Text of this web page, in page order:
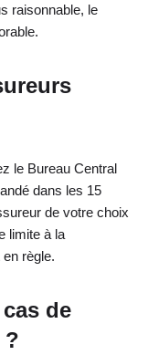
raisonnable, le
le Bureau Central
dans les 15
de votre choix
limite à la
règle.
de
?